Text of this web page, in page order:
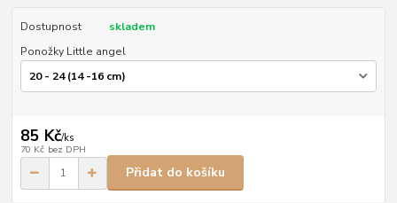
Dostupnost
skladem
Ponožky Little angel
85 Kč/ks
70 Kč bez DPH
Přidat do košíku